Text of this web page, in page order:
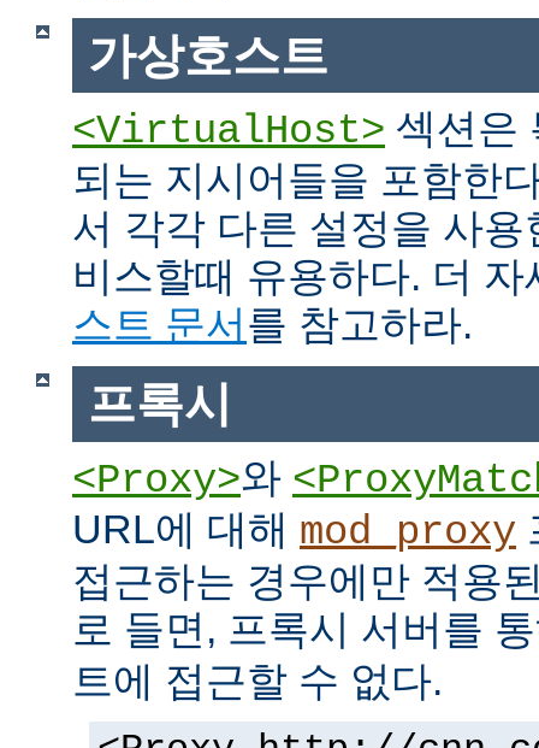
가상호스트
<VirtualHost> 섹션은
되는 지시어들을 포함한
서 각각 다른 설정을 사
비스할때 유용하다. 더
스트 문서를 참고하라.
프록시
<Proxy>와
URL에 대해 mod_proxy
접근하는 경우에만 적용
로 들면, 프록시 서버를
트에 접근할 수 없다.